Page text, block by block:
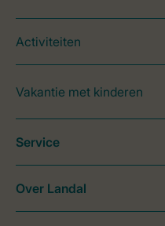
Activiteiten
Vakantie met kinderen
Service
Over Landal